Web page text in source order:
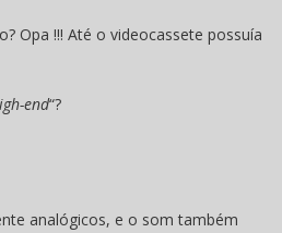
Opa !!! Até o videocassete possuía
end“?
analógicos, e o som também